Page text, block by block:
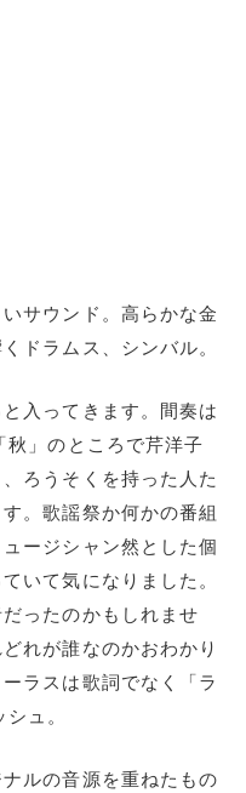
サウンド。高らかな金
ドラムス、シンバル。
入ってきます。間奏は
」のところで芹洋子
ろうそくを持った人た
。歌謡祭か何かの番組
ージシャン然とした個
いて気になりました。
ったのかもしれませ
れが誰なのかおわかり
ラスは歌詞でなく「ラ
ュ。
ルの音源を重ねたもの